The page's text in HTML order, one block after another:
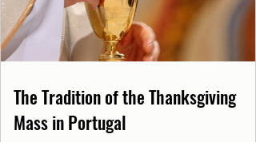
The Tradition of the Thanksgiving
Mass in Portugal